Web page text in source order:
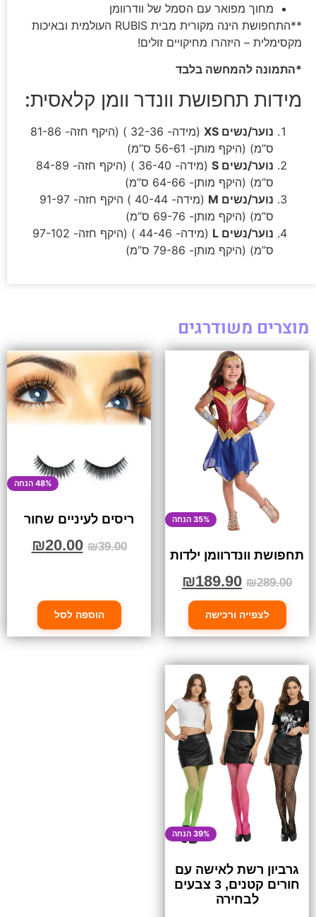
מחוך מפואר עם הסמל של וודרוומן
**התחפושת הינה מקורית מבית RUBIS העולמית ובאיכות
מקסימלית – היזהרו מחיקויים זולים!
*התמונה להמחשה בלבד
מידות תחפושת וונדר וומן קלאסית:
נוער/נשים XS
(מידה- 32-36 ) (היקף חזה- 81-86
ס”מ) (היקף מותן- 56-61 ס”מ)
נוער/נשים S
(מידה- 36-40 ) (היקף חזה- 84-89
ס”מ) (היקף מותן- 64-66 ס”מ)
נוער/נשים M
(מידה- 40-44 ) היקף חזה- 91-97
ס”מ) (היקף מותן- 69-76 ס”מ)
נוער/נשים L
(מידה- 44-46 ) (היקף חזה- 97-102
ס”מ) (היקף מותן- 79-86 ס”מ)
מוצרים משודרגים
35% הנחה
תחפושת וונדרוומן ילדות
₪289.00
₪189.90
לצפייה ורכישה
48% הנחה
ריסים לעיניים שחור
₪39.00
₪20.00
הוספה לסל
39% הנחה
גרביון רשת לאישה עם
חורים קטנים, 3 צבעים
לבחירה